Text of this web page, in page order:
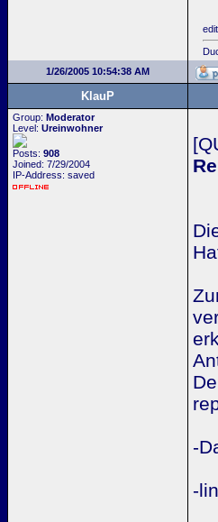
1/26/2005 10:54:38 AM
KlauP
Group: Moderator
Level: Ureinwohner
Posts: 908
Joined: 7/29/2004
IP-Address: saved
-
-